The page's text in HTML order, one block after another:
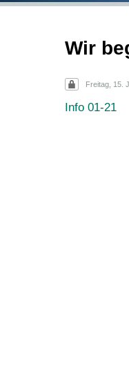
Wir
Freitag, 15.
Info 01-21